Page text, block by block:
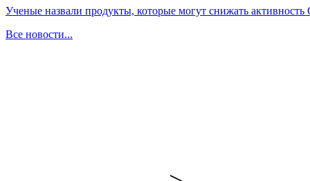
Ученые назвали продукты, которые могут снижать
Все новости...